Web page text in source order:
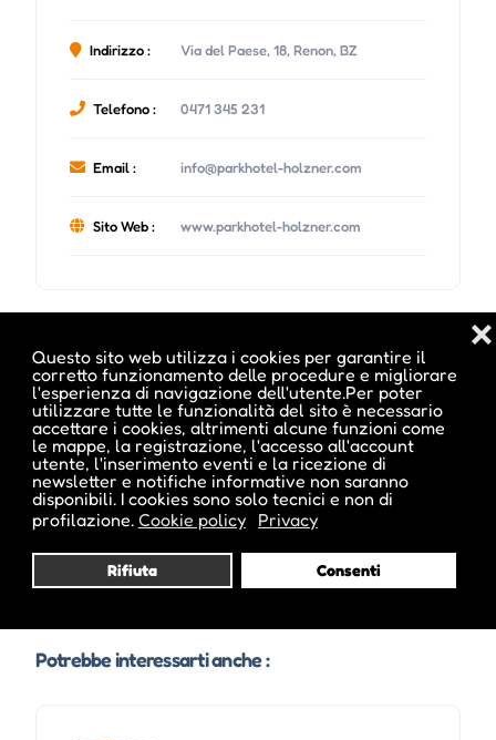
Questo sito web utilizza i cookies per garantire il
corretto funzionamento delle procedure e migliorare
l'esperienza di navigazione dell'utente.Per poter
utilizzare tutte le funzionalità del sito è necessario
accettare i cookies, altrimenti alcune funzioni come
le mappe, la registrazione, l'accesso all'account
utente, l'inserimento eventi e la ricezione di
newsletter e notifiche informative non saranno
disponibili. I cookies sono solo tecnici e non di
profilazione. Cookie policy Privacy
Rifiuta Consenti
❌
Indirizzo : Via del Paese, 18, Renon, BZ
Telefono : 0471 345 231
Email : info@parkhotel-holzner.com
Sito Web : www.parkhotel-holzner.com
Date e orari evento :
Potrebbe interessarti anche :